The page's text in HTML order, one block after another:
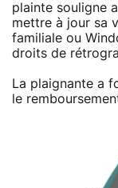
plainte souligne
mettre à jour sa
familiale ou
droits de
La plaignante a
le